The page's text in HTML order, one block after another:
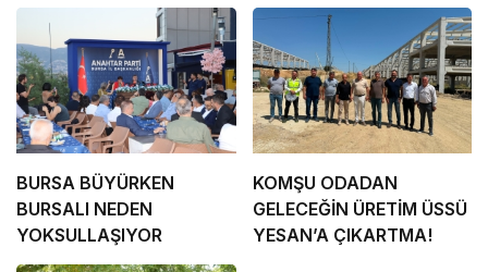
BURSA BÜYÜRKEN
BURSALI NEDEN
YOKSULLAŞIYOR
KOMŞU ODADAN
GELECEĞİN ÜRETİM ÜSSÜ
YESAN’A ÇIKARTMA!